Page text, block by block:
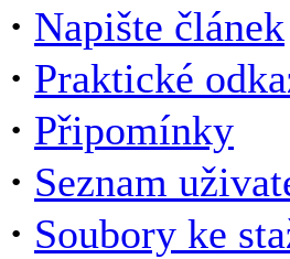
· Napište článek
· Praktické
· Připomínky
· Seznam
· Soubory ke